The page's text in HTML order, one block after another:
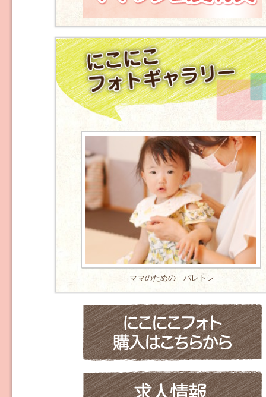
ママのための バレトレ